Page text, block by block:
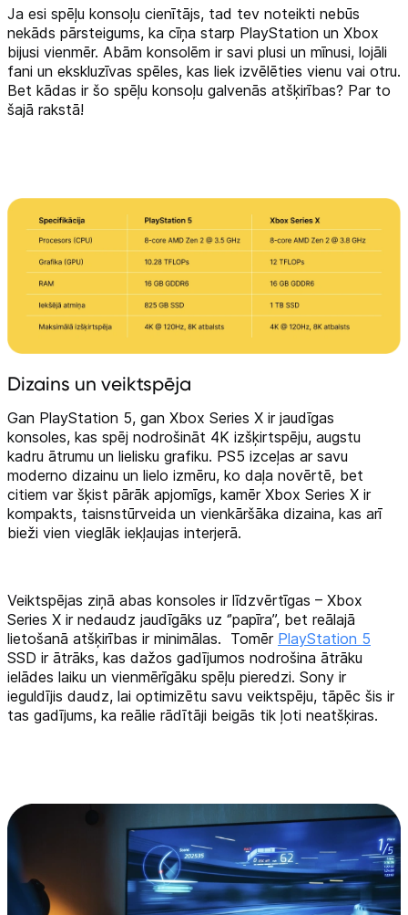
Telefoni, planšetdatori
Viedierīces
Sadzīves tehnika
Ražotāju atjaunota tehnika
Vēlmju saraksts
Piegāde un apmaksa
Tehnikas izvešana
Uzņēmumiem
Kontakti
Informācija
Ja esi spēļu konsoļu cienītājs, tad tev noteikti nebūs
nekāds pārsteigums, ka cīņa starp PlayStation un Xbox
bijusi vienmēr. Abām konsolēm ir savi plusi un mīnusi, lojāli
fani un ekskluzīvas spēles, kas liek izvēlēties vienu vai otru.
Bet kādas ir šo spēļu konsoļu galvenās atšķirības? Par to
šajā rakstā!
Dizains un veiktspēja
Gan PlayStation 5, gan Xbox Series X ir jaudīgas
konsoles, kas spēj nodrošināt 4K izšķirtspēju, augstu
kadru ātrumu un lielisku grafiku. PS5 izceļas ar savu
moderno dizainu un lielo izmēru, ko daļa novērtē, bet
citiem var šķist pārāk apjomīgs, kamēr Xbox Series X ir
kompakts, taisnstūrveida un vienkāršāka dizaina, kas arī
bieži vien vieglāk iekļaujas interjerā.
Veiktspējas ziņā abas konsoles ir līdzvērtīgas – Xbox
Series X ir nedaudz jaudīgāks uz ‘’papīra’’, bet reālajā
lietošanā atšķirības ir minimālas. Tomēr PlayStation 5
SSD ir ātrāks, kas dažos gadījumos nodrošina ātrāku
ielādes laiku un vienmērīgāku spēļu pieredzi. Sony ir
ieguldījis daudz, lai optimizētu savu veiktspēju, tāpēc šis ir
tas gadījums, ka reālie rādītāji beigās tik ļoti neatšķiras.